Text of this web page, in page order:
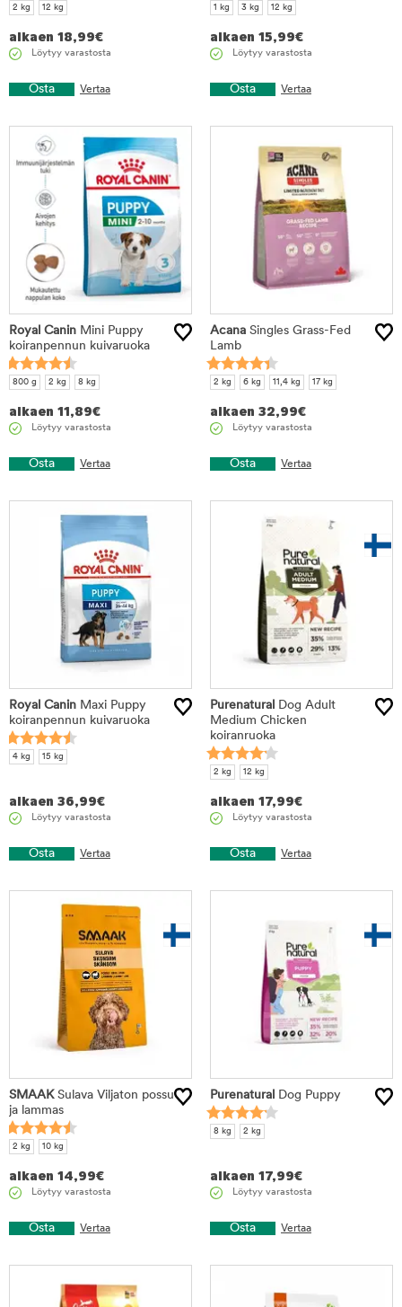
2 kg 12 kg
alkaen 18,99€
Löytyy varastosta
Osta Vertaa
1 kg 3 kg 12 kg
alkaen 15,99€
Löytyy varastosta
Osta Vertaa
Royal Canin Mini Puppy
koiranpennun kuivaruoka
800 g 2 kg 8 kg
alkaen 11,89€
Löytyy varastosta
Osta Vertaa
Acana Singles Grass-Fed
Lamb
2 kg 6 kg 11,4 kg 17 kg
alkaen 32,99€
Löytyy varastosta
Osta Vertaa
Royal Canin Maxi Puppy
koiranpennun kuivaruoka
4 kg 15 kg
alkaen 36,99€
Löytyy varastosta
Osta Vertaa
Purenatural Dog Adult
Medium Chicken
koiranruoka
2 kg 12 kg
alkaen 17,99€
Löytyy varastosta
Osta Vertaa
SMAAKSulava Viljaton possu
ja lammas
2 kg 10 kg
alkaen 14,99€
Löytyy varastosta
Osta Vertaa
Purenatural Dog Puppy
8 kg 2 kg
alkaen 17,99€
Löytyy varastosta
Osta Vertaa